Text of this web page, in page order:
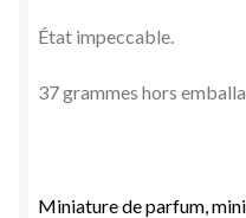
État impeccable.
37 grammes hors
Miniature de parfum,